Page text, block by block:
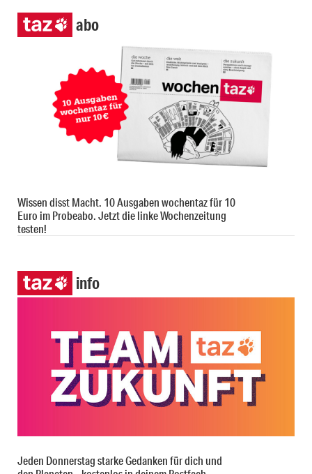
abo
Wissen disst Macht. 10 Ausgaben wochentaz für 10
Euro im Probeabo. Jetzt die linke Wochenzeitung
testen!
info
Jeden Donnerstag starke Gedanken für dich und